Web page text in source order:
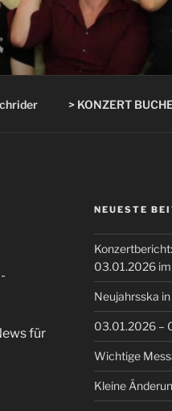
> KONZERT
für
NEUESTE
03.01.2026 im
Neujahrsska
03.01.2026 –
Wichtige
Kleine